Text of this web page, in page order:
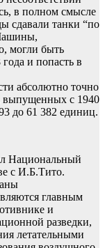
в полном смысле
сдавали танки “по
могли быть
и попасть в
абсолютно точно
выпущенных с 1940
до 61 382 единиц.
Национальный
с И.Б.Тито.
главным
и
разведки,
летательными